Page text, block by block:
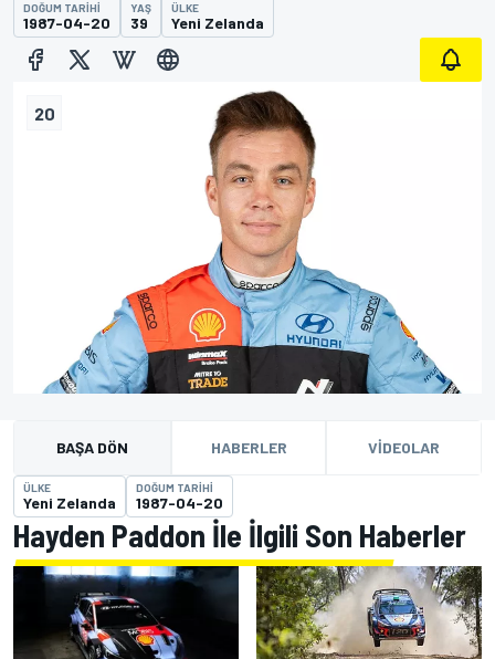
20
DOĞUM TARIHI
1987-04-20
YAŞ
39
ÜLKE
Yeni Zelanda
BAŞA DÖN HABERLER VIDEOLAR
ÜLKE
Yeni Zelanda
DOĞUM TARIHI
1987-04-20
Hayden Paddon İle İlgili Son Haberler